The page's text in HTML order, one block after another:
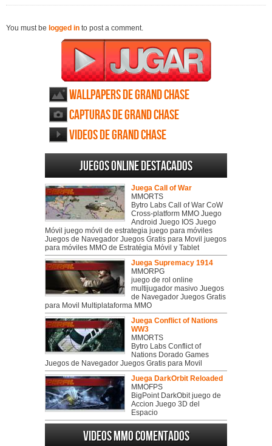
You must be logged in to post a comment.
Wallpapers de Grand Chase
Capturas de Grand Chase
Videos de Grand Chase
Juegos online destacados
Juega Call of War
MMORTS
Bytro Labs Call of War CoW
Cross-platform MMO Juego
Android Juego IOS Juego
Móvil juego móvil de estrategia juego para móviles
Juegos de Navegador Juegos Gratis para Movil juegos
para móviles MMO de Estratégia Móvil y Tablet
Juega Supremacy 1914
MMORPG
juego de rol online
multijugador masivo Juegos
de Navegador Juegos Gratis
para Movil Multiplataforma MMO
Juega Conflict of Nations
WW3
MMORTS
Bytro Labs Conflict of
Nations Dorado Games
Juegos de Navegador Juegos Gratis para Movil
Juega DarkOrbit Reloaded
MMOFPS
BigPoint DarkObit juego de
Accion Juego 3D del
Espacio
Videos MMO Comentados